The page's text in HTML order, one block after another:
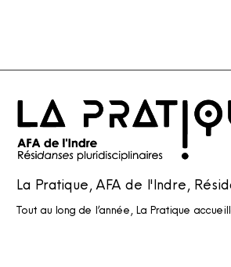
La Pratique, AFA de l'Indre,
Tout au long de l’année, La Pratique